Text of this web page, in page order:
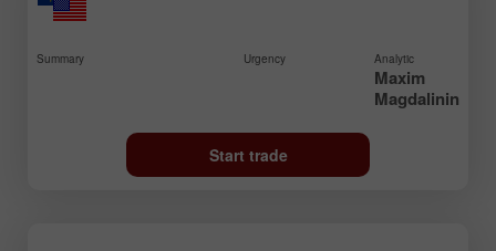
Summary Urgency Analytic
Maxim
Magdalinin
Start trade